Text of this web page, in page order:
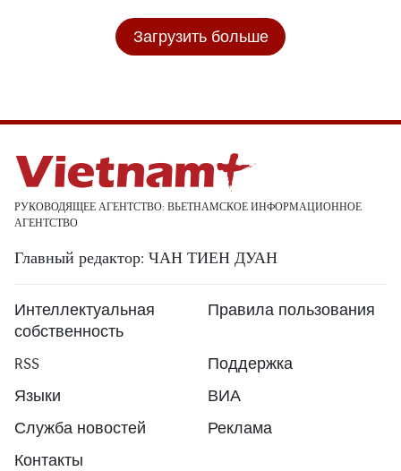
Загрузить больше
РУКОВОДЯЩЕЕ АГЕНТСТВО: ВЬЕТНАМСКОЕ ИНФОРМАЦИОННОЕ
АГЕНТСТВО
Главный редактор: ЧАН ТИЕН ДУАН
Интеллектуальная
собственность
Правила пользования
RSS
Поддержка
Языки
ВИА
Служба новостей
Реклама
Контакты